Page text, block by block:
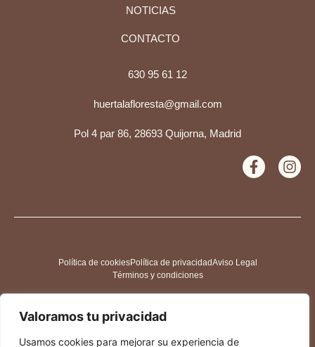
Valoramos tu privacidad
Usamos cookies para mejorar su experiencia de
NOTICIAS
CONTACTO
630 95 61 12
huertalafloresta@gmail.com
Pol 4 par 86, 28693 Quijorna, Madrid
Política de cookiesPolítica de privacidadAviso Legal
Términos y condiciones